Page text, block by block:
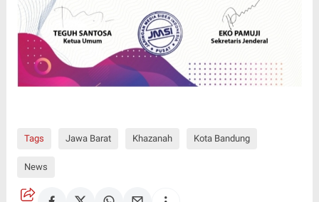
Tags Jawa Barat Khazanah Kota Bandung
News